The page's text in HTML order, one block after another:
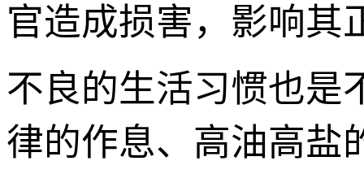
官造成损害，影响其
不良的生活习惯也是
律的作息、高油高盐